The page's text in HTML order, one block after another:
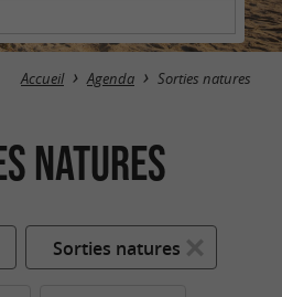
Accueil Agenda Sorties natures
natures
Sorties natures